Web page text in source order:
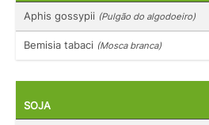
Aphis gossypii (Pulgão do algodoeiro)
Bemisia tabaci (Mosca branca)
SOJA